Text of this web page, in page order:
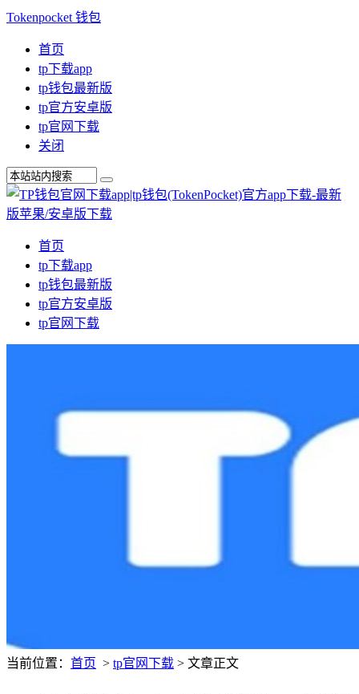
Tokenpocket 钱包
首页
tp下载app
tp钱包最新版
tp官方安卓版
tp官网下载
关闭
首页
tp下载app
tp钱包最新版
tp官方安卓版
tp官网下载
当前位置： 首页 > tp官网下载 > 文章正文